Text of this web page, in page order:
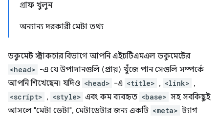
গ্রাফ খুলুন
অন্যান্য দরকারী মেটা তথ্য
ডকুমেন্ট স্ট্রাকচার বিভাগে আপনি এইচটিএমএল ডকুমেন্টের
<head> -এ যে উপাদানগুলি (প্রায়) খুঁজে পান সেগুলি সম্পর্কে
আপনি শিখেছেন। যদিও <head> -এ <title> , <link> ,
<script> , <style> এবং কম ব্যবহৃত <base> সহ সবকিছুই
আসলে "মেটা ডেটা", মেটাডেটার জন্য একটি <meta> ট্যাগ